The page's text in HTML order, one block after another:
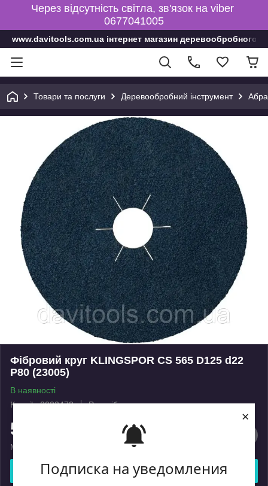
Подписка на уведомления
×
Через відсутність світла, зв'язок на viber
0677041005
www.davitools.com.ua інтернет магазин деревообробного
Товари та послуги Деревообробний інструмент
Фібровий круг KLINGSPOR CS 565 D125 d22
P80 (23005)
В наявності
Код: ik_2022473
Роздріб
51
Мінімальна сума замовлення на сайті — 450 ₴
Купити